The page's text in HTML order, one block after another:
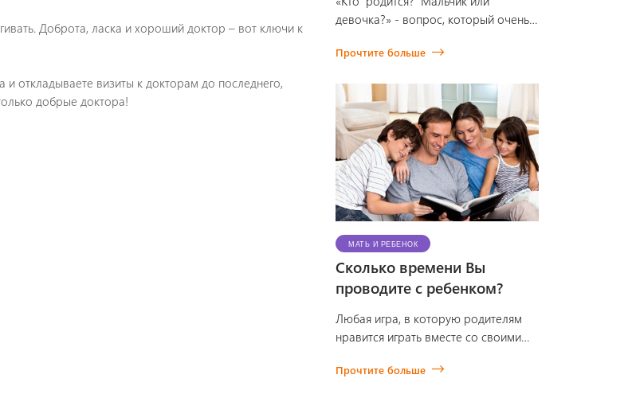
Доброта, ласка и хороший доктор – вот ключи к
и откладываете визиты к докторам до последнего,
добрые доктора!
девочка?» - вопрос, который очень
родителей. Появление девочки в
Прочтите больше
МАТЬ И РЕБЕНОК
Сколько времени Вы
проводите с ребенком?
Любая игра, в которую родителям
нравится играть вместе со своими
этом некоторые игры в большей
Прочтите больше